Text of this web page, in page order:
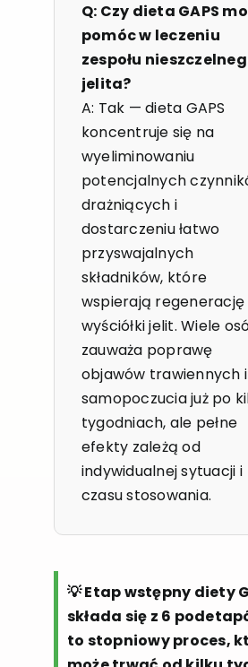
Q: Czy dieta GAPS
pomóc w leczeniu
zespołu
jelita?
A: Tak — dieta GAPS
koncentruje się na
wyeliminowaniu
potencjalnych
drażniących i
dostarczeniu łatwo
przyswajalnych
składników, które
wspierają regenerację
wyściółki jelit. Wiele
zauważa poprawę
objawów trawiennych i
samopoczucia już po
tygodniach, ale pełne
efekty zależą od
indywidualnej sytuacji i
czasu stosowania.
💡 Etap wstępny diety
składa się z 6
to stopniowy proces,